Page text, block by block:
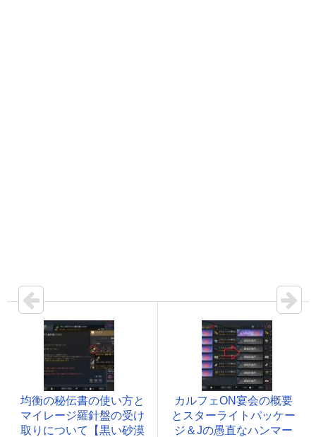
均衡の秘伝書の使い方と
マイレージ羅針盤の受け
取りについて【黒い砂漠
カルフェON宴会の概要
とスターライトパッケー
ジ＆Jの愚直なハンマー